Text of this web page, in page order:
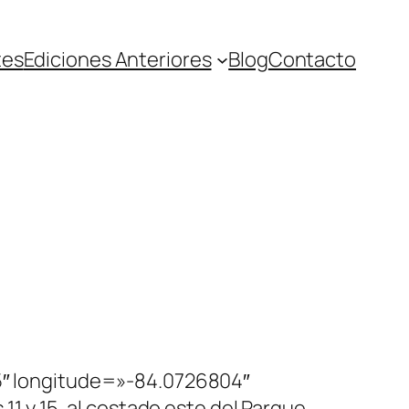
Ediciones Anteriores BlogContacto